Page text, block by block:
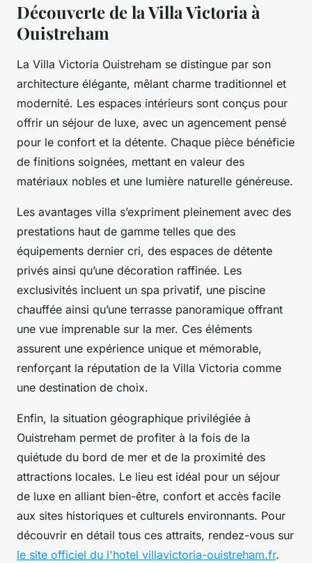
Découverte de la Villa Victoria à
Ouistreham
La Villa Victoria Ouistreham se distingue par son
architecture élégante, mêlant charme traditionnel et
modernité. Les espaces intérieurs sont conçus pour
offrir un séjour de luxe, avec un agencement pensé
pour le confort et la détente. Chaque pièce bénéficie
de finitions soignées, mettant en valeur des
matériaux nobles et une lumière naturelle généreuse.
Les avantages villa s’expriment pleinement avec des
prestations haut de gamme telles que des
équipements dernier cri, des espaces de détente
privés ainsi qu’une décoration raffinée. Les
exclusivités incluent un spa privatif, une piscine
chauffée ainsi qu’une terrasse panoramique offrant
une vue imprenable sur la mer. Ces éléments
assurent une expérience unique et mémorable,
renforçant la réputation de la Villa Victoria comme
une destination de choix.
Enfin, la situation géographique privilégiée à
Ouistreham permet de profiter à la fois de la
quiétude du bord de mer et de la proximité des
attractions locales. Le lieu est idéal pour un séjour
de luxe en alliant bien-être, confort et accès facile
aux sites historiques et culturels environnants. Pour
découvrir en détail tous ces attraits, rendez-vous sur
le site officiel du l'hotel villavictoria-ouistreham.fr.